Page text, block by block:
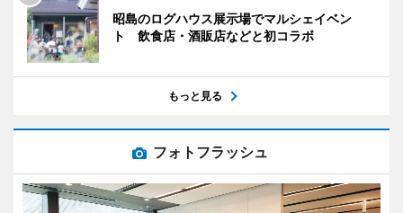
昭島のログハウス展示場でマルシェイベン
ト 飲食店・酒販店などと初コラボ
もっと見る
フォトフラッシュ